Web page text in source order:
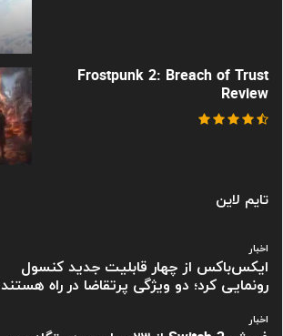
Frostpunk 2: Breach of Trust
Review
تایم لاین
اخبار
ایکس‌باکس از چهار قابلیت جدید کنسول
رونمایی کرد؛ دو ویژگی پرتقاضا در راه هستند
اخبار